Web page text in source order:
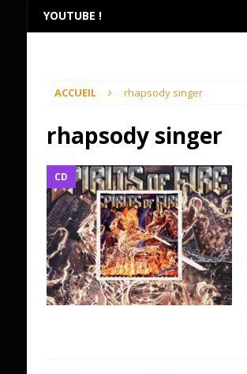
YOUTUBE !
ACCUEIL rhapsody singer
rhapsody singer
CD